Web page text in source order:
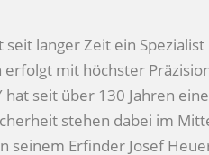
seit langer Zeit ein
mit höchster
hat seit über 130 Jahren
stehen dabei im
seinem Erfinder Josef